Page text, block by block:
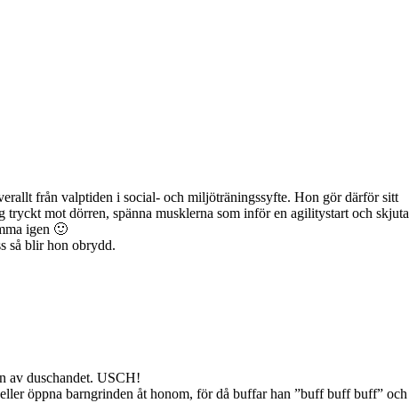
från valptiden i social- och miljöträningssyfte. Hon gör därför sitt
tryckt mot dörren, spänna musklerna som inför en agilitystart och skjuta
igen 🙂
så blir hon obrydd.
av duschandet. USCH!
öppna barngrinden åt honom, för då buffar han ”buff buff buff” och